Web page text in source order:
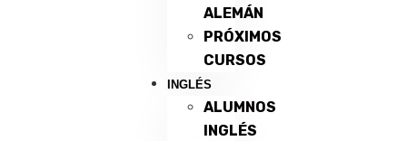
ALEMÁN
PRÓXIMOS
CURSOS
INGLÉS
ALUMNOS
INGLÉS